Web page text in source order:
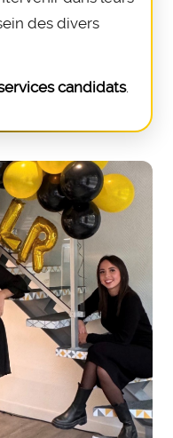
des divers
candidats.